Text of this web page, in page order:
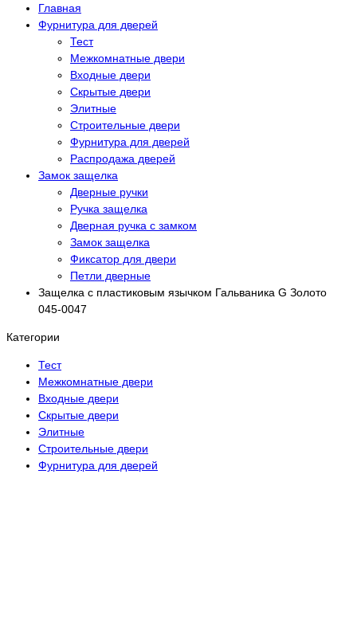
Главная
Фурнитура для дверей
Тест
Межкомнатные двери
Входные двери
Скрытые двери
Элитные
Строительные двери
Фурнитура для дверей
Распродажа дверей
Замок защелка
Дверные ручки
Ручка защелка
Дверная ручка с замком
Замок защелка
Фиксатор для двери
Петли дверные
Защелка с пластиковым язычком Гальваника G Золото
045-0047
Категории
Тест
Межкомнатные двери
Входные двери
Скрытые двери
Элитные
Строительные двери
Фурнитура для дверей